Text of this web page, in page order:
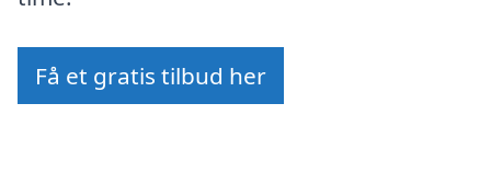
Få et gratis tilbud her